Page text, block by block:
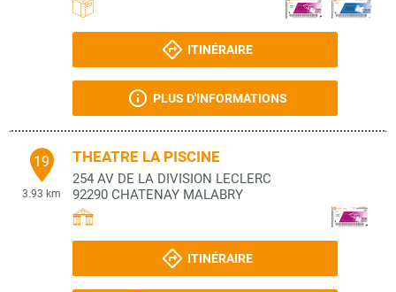
ITINÉRAIRE
PLUS D'INFORMATIONS
19
3.93 km
THEATRE LA PISCINE
254 AV DE LA DIVISION LECLERC
92290 CHATENAY MALABRY
ITINÉRAIRE